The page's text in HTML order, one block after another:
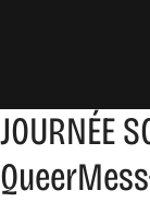
JOURNÉE